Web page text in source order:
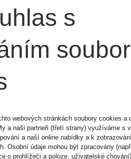
s
webových stránkách soubory cookies a
a naši partneři (třetí strany) využíváme s
a naší online nabídky a k
Osobní údaje mohou být zpracovány
o prohlížeči a poloze, uživatelské